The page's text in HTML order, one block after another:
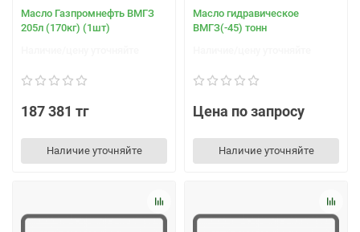
Масло Газпромнефть ВМГЗ
205л (170кг) (1шт)
187 381 тг
Наличие уточняйте
Масло гидравическое
ВМГЗ(-45) тонн
Цена по запросу
Наличие уточняйте